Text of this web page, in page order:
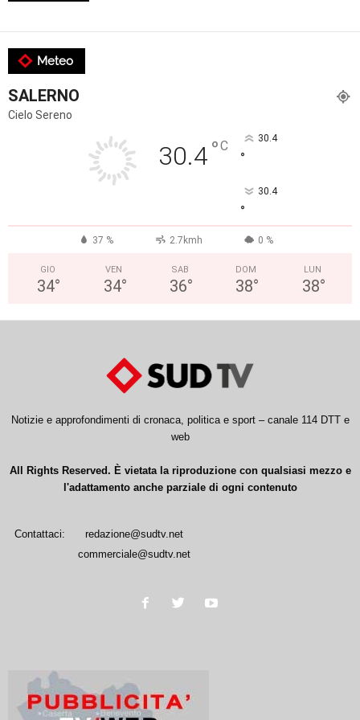
Meteo
SALERNO
Cielo Sereno
30.4°C 30.4
°
30.4
°
37 % 2.7kmh 0 %
GIO
34°
VEN
34°
SAB
36°
DOM
38°
LUN
38°
Notizie e approfondimenti di cronaca, politica e sport – canale 114 DTT e
web
All Rights Reserved. È vietata la riproduzione con qualsiasi mezzo e
l'adattamento anche parziale di ogni contenuto
Contattaci:
redazione@sudtv.net
commerciale@sudtv.net